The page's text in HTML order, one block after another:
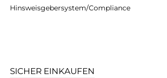
Hinsweisgebersystem/Compliance
SICHER EINKAUFEN